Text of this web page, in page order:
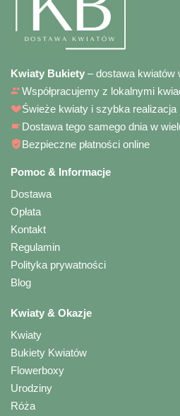
Kwiaty Bukiety – dostawa kwiatów
Współpracujemy z lokalnymi
Świeże kwiaty i szybka realizacja
Dostawa tego samego dnia w
Bezpieczne płatności online
Pomoc & Informacje
Dostawa
Opłata
Kontakt
Regulamin
Polityka prywatności
Blog
Kwiaty & Okazje
Kwiaty
Bukiety Kwiatów
Flowerboxy
Urodziny
Róża